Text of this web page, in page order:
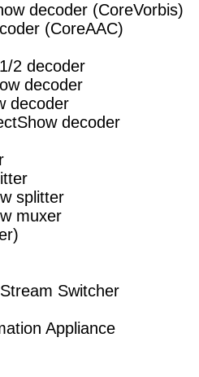
decoder (CoreVorbis)
(CoreAAC)
2 decoder
decoder
decoder
decoder
splitter
muxer
Switcher
Appliance